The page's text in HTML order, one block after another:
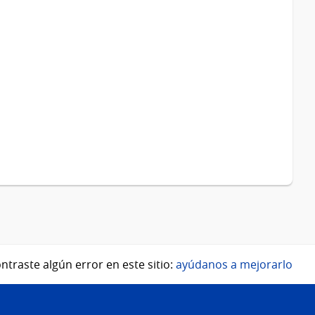
algún error en este sitio: ayúdanos a mejorarlo